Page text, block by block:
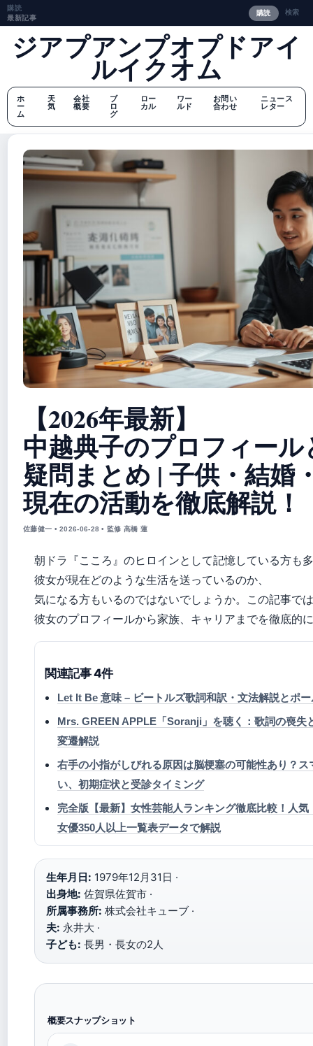
購読
最新記事
購読 検索
ジアプアンプオプドアイ
ルイクオム
ホ
ー
ム
天
気
会社
概要
ブ
ロ
グ
ロー
カル
ワー
ルド
お問い
合わせ
ニュース
レター
【2026年最新】
中越典子のプロフィー
疑問まとめ | 子供・結婚
現在の活動を徹底解説！
佐藤健一 • 2026-06-28 • 監修 高橋 蓮
朝ドラ『こころ』のヒロインとして記憶している方も
彼女が現在どのような生活を送っているのか、
気になる方もいるのではないでしょうか。この記事で
彼女のプロフィールから家族、キャリアまでを徹底的
関連記事 4件
Let It Be 意味 – ビートルズ歌詞和訳・文法解説とポ
Mrs. GREEN APPLE「Soranji」を聴く：歌詞の喪失
変遷解説
右手の小指がしびれる原因は脳梗塞の可能性あり？ス
い、初期症状と受診タイミング
完全版【最新】女性芸能人ランキング徹底比較！人
女優350人以上一覧表データで解説
生年月日: 1979年12月31日 ·
出身地: 佐賀県佐賀市 ·
所属事務所: 株式会社キューブ ·
夫: 永井大 ·
子ども: 長男・長女の2人
概要スナップショット